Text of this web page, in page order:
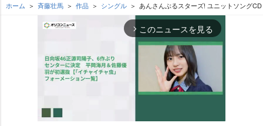
ホーム 斉藤壮馬 作品 シングル あんさんぶるスターズ! ユニットソング
arrow_forward_ios このニュースを見る